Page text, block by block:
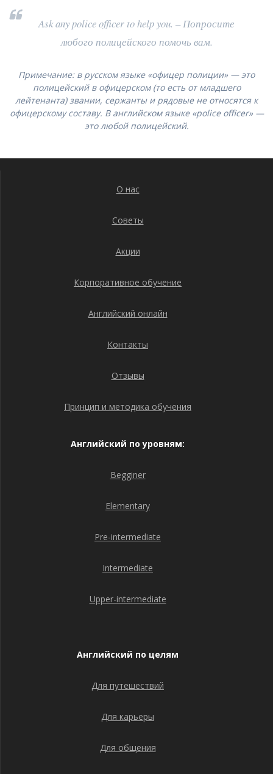
Ask any police officer to help you. – Попросите
любого полицейского помочь вам.
Примечание: в русском языке «офицер полиции» — это
полицейский в офицерском (то есть от младшего
лейтенанта) звании, сержанты и рядовые не относятся к
офицерскому составу. В английском языке «police officer» —
это любой полицейский.
О нас
Советы
Акции
Корпоративное обучение
Английский онлайн
Контакты
Отзывы
Принцип и методика обучения
Английский по уровням:
Begginer
Elementary
Pre-intermediate
Intermediate
Upper-intermediate
Английский по целям
Для путешествий
Для карьеры
Для общения